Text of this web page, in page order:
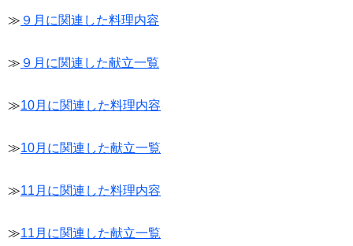
≫ ９月に関連した料理内容
≫ ９月に関連した献立一覧
≫10月に関連した料理内容
≫10月に関連した献立一覧
≫11月に関連した料理内容
≫11月に関連した献立一覧